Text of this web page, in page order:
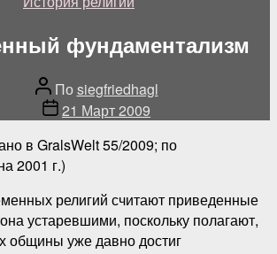
фундаментализм
Автор
поста
Поsiegfriedhagl
Дата21 Март 2009
в GralsWelt 55/2009; по
2001 г.)
религий считают приведенные
устаревшими, поскольку полагают,
общины уже давно достиг